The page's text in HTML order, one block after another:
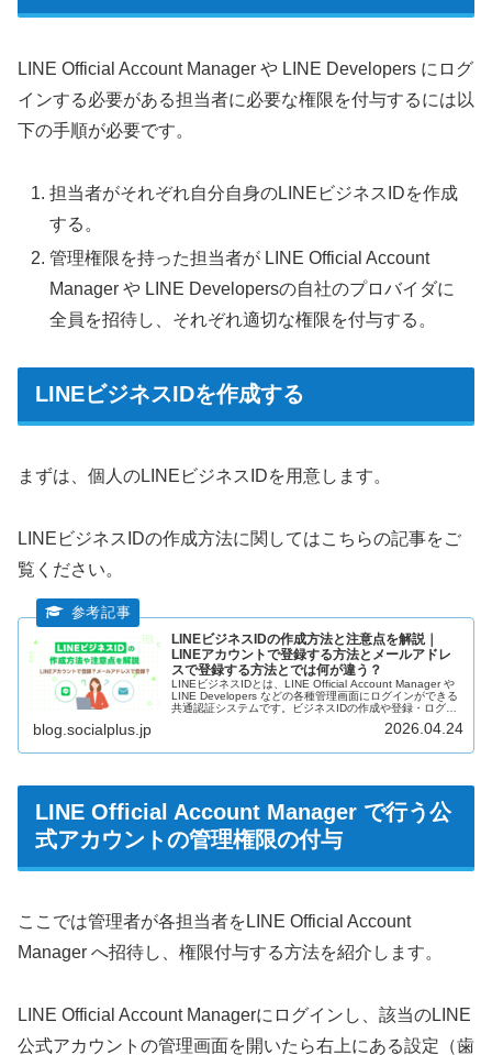
LINE Official Account Manager や LINE Developers にログ
インする必要がある担当者に必要な権限を付与するには以
下の手順が必要です。
担当者がそれぞれ自分自身のLINEビジネスIDを作成
する。
管理権限を持った担当者が LINE Official Account
Manager や LINE Developersの自社のプロバイダに
全員を招待し、それぞれ適切な権限を付与する。
LINEビジネスIDを作成する
まずは、個人のLINEビジネスIDを用意します。
LINEビジネスIDの作成方法に関してはこちらの記事をご
覧ください。
LINEビジネスIDの作成方法と注意点を解説｜
LINEアカウントで登録する方法とメールアドレ
スで登録する方法とでは何が違う？
LINEビジネスIDとは、LINE Official Account Manager や
LINE Developers などの各種管理画面にログインができる
共通認証システムです。ビジネスIDの作成や登録・ログイ
アドレスを利用するする方法（ビジネスアカウントで登
トでの登録方法や注意点を詳しく解説していきます。
blog.socialplus.jp 2026.04.24
LINE Official Account Manager で行う公
式アカウントの管理権限の付与
ここでは管理者が各担当者をLINE Official Account
Manager へ招待し、権限付与する方法を紹介します。
LINE Official Account Managerにログインし、該当のLINE
公式アカウントの管理画面を開いたら右上にある設定（歯